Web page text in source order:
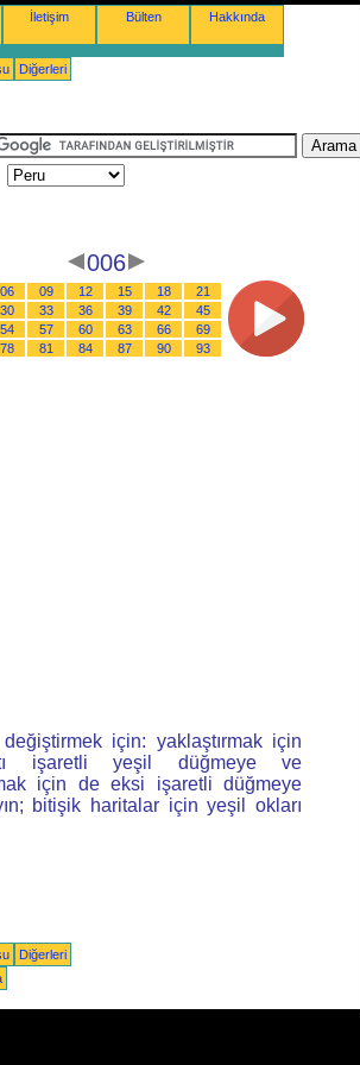
İletişim Bülten Hakkında
Diğerleri
006
06 09 12 15 18
21
30 33 36 39 42
45
54 57 60 63 66
69
78 81 84 87 90 93
değiştirmek için: yaklaştırmak için
işaretli yeşil düğmeye ve
için de eksi işaretli düğmeye
bitişik haritalar için yeşil okları
Diğerleri